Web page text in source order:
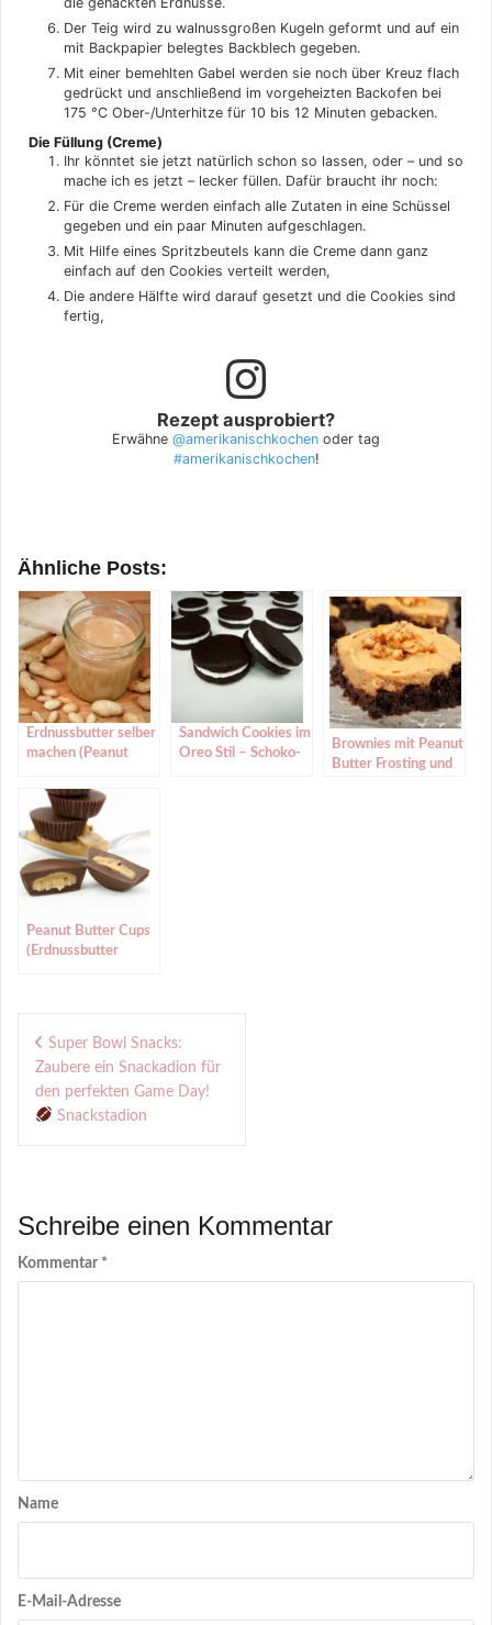
Der Teig wird zu walnussgroßen Kugeln geformt und auf ein
mit Backpapier belegtes Backblech gegeben.
Mit einer bemehlten Gabel werden sie noch über Kreuz flach
gedrückt und anschließend im vorgeheizten Backofen bei
175 °C Ober-/Unterhitze für 10 bis 12 Minuten gebacken.
Die Füllung (Creme)
Ihr könntet sie jetzt natürlich schon so lassen, oder – und so
mache ich es jetzt – lecker füllen. Dafür braucht ihr noch:
Für die Creme werden einfach alle Zutaten in eine Schüssel
gegeben und ein paar Minuten aufgeschlagen.
Mit Hilfe eines Spritzbeutels kann die Creme dann ganz
einfach auf den Cookies verteilt werden,
Die andere Hälfte wird darauf gesetzt und die Cookies sind
fertig,
Rezept ausprobiert?
Erwähne @amerikanischkochen oder tag
#amerikanischkochen!
Ähnliche Posts:
Erdnussbutter selber
machen (Peanut
Sandwich Cookies im
Oreo Stil – Schoko-
Brownies mit Peanut
Butter Frosting und
Peanut Butter Cups
(Erdnussbutter
Beitragsnavigation
Super Bowl Snacks:
Zaubere ein Snackadion für
den perfekten Game Day!
Snackstadion
Schreibe einen Kommentar
Kommentar *
Name
E-Mail-Adresse